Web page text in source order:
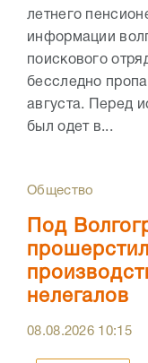
летнего
информации
поискового
бесследно
августа. Перед
был одет в...
Общество
Под
нелегалов
08.08.2026 10:15